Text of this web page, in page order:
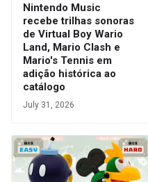
Nintendo Music
recebe trilhas sonoras
de Virtual Boy Wario
Land, Mario Clash e
Mario's Tennis em
adição histórica ao
catálogo
July 31, 2026